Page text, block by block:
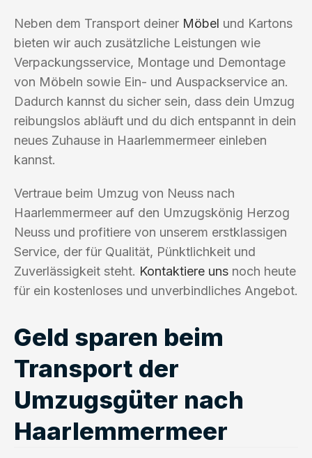
Neben dem Transport deiner Möbel und Kartons
bieten wir auch zusätzliche Leistungen wie
Verpackungsservice, Montage und Demontage
von Möbeln sowie Ein- und Auspackservice an.
Dadurch kannst du sicher sein, dass dein Umzug
reibungslos abläuft und du dich entspannt in dein
neues Zuhause in Haarlemmermeer einleben
kannst.
Vertraue beim Umzug von Neuss nach
Haarlemmermeer auf den Umzugskönig Herzog
Neuss und profitiere von unserem erstklassigen
Service, der für Qualität, Pünktlichkeit und
Zuverlässigkeit steht. Kontaktiere uns noch heute
für ein kostenloses und unverbindliches Angebot.
Geld sparen beim
Transport der
Umzugsgüter nach
Haarlemmermeer